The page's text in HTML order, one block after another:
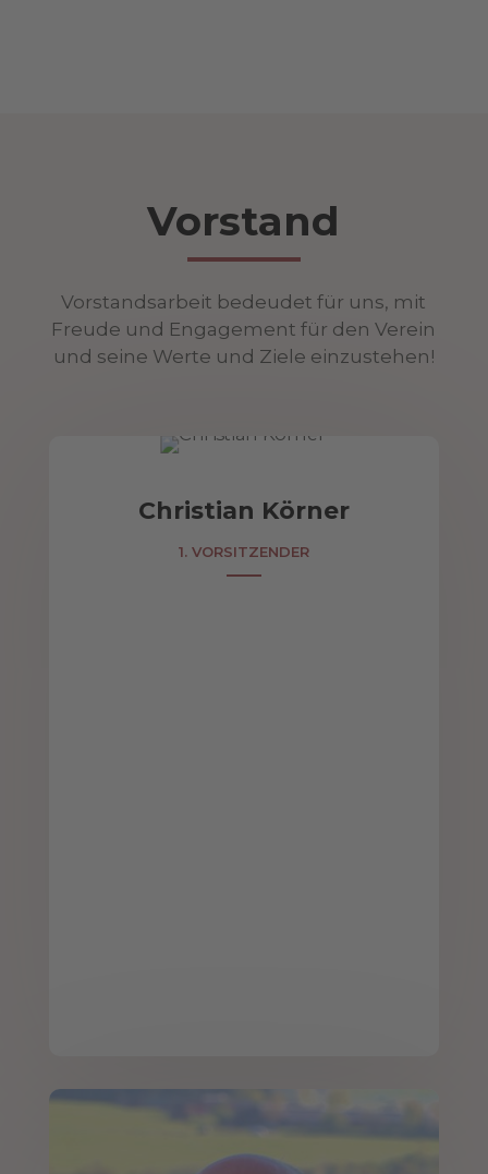
Vorstand
Vorstandsarbeit bedeudet für uns, mit
Freude und Engagement für den Verein
und seine Werte und Ziele einzustehen!
Christian Körner
1. VORSITZENDER